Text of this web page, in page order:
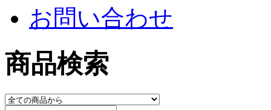
お問い合わせ
商品検索